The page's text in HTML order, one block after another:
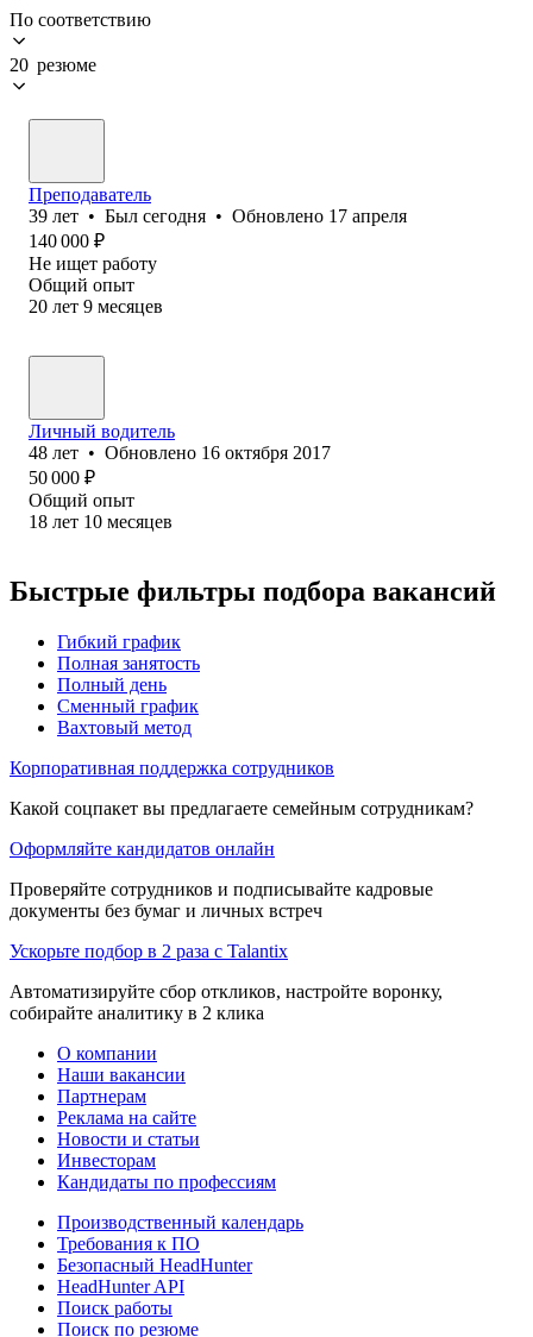
По соответствию
20 резюме
Преподаватель
39 лет • Был сегодня • Обновлено 17 апреля
140 000 ₽
Не ищет работу
Общий опыт
20 лет 9 месяцев
Личный водитель
48 лет • Обновлено 16 октября 2017
50 000 ₽
Общий опыт
18 лет 10 месяцев
Быстрые фильтры подбора вакансий
Гибкий график
Полная занятость
Полный день
Сменный график
Вахтовый метод
Корпоративная поддержка сотрудников
Какой соцпакет вы предлагаете семейным сотрудникам?
Оформляйте кандидатов онлайн
Проверяйте сотрудников и подписывайте кадровые
документы без бумаг и личных встреч
Ускорьте подбор в 2 раза с Talantix
Автоматизируйте сбор откликов, настройте воронку,
собирайте аналитику в 2 клика
О компании
Наши вакансии
Партнерам
Реклама на сайте
Новости и статьи
Инвесторам
Кандидаты по профессиям
Производственный календарь
Требования к ПО
Безопасный HeadHunter
HeadHunter API
Поиск работы
Поиск по резюме